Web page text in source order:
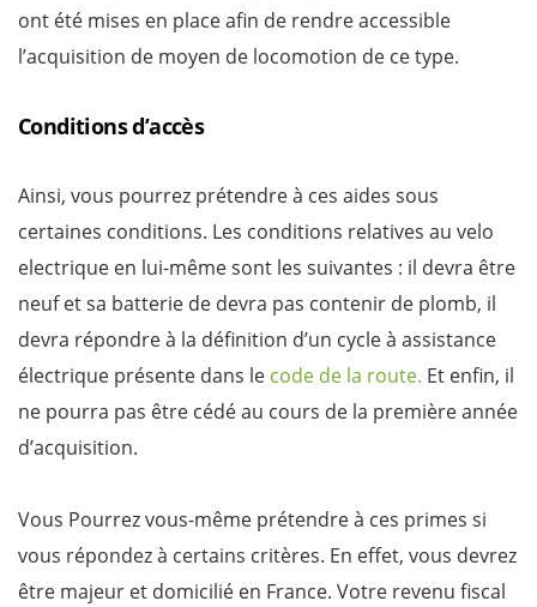
ont été mises en place afin de rendre accessible
l’acquisition de moyen de locomotion de ce type.
Conditions d’accès
Ainsi, vous pourrez prétendre à ces aides sous
certaines conditions. Les conditions relatives au velo
electrique en lui-même sont les suivantes : il devra être
neuf et sa batterie de devra pas contenir de plomb, il
devra répondre à la définition d’un cycle à assistance
électrique présente dans le code de la route. Et enfin, il
ne pourra pas être cédé au cours de la première année
d’acquisition.
Vous Pourrez vous-même prétendre à ces primes si
vous répondez à certains critères. En effet, vous devrez
être majeur et domicilié en France. Votre revenu fiscal